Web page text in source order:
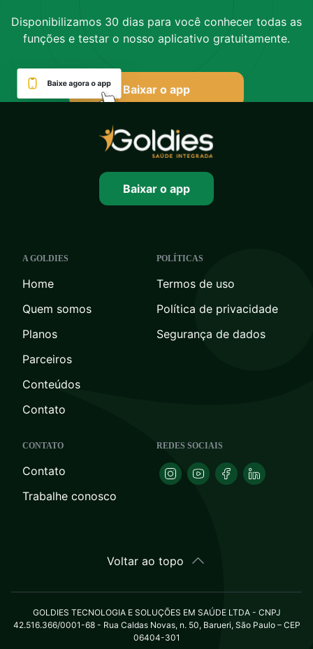
Disponibilizamos 30 dias para você conhecer todas as
funções e testar o nosso aplicativo gratuitamente.
Baixar o app
Baixar o app
A GOLDIES
Home
Quem somos
Planos
Parceiros
Conteúdos
Contato
POLÍTICAS
Termos de uso
Política de privacidade
Segurança de dados
CONTATO
Contato
Trabalhe conosco
REDES SOCIAIS
Voltar ao topo
GOLDIES TECNOLOGIA E SOLUÇÕES EM SAÚDE LTDA - CNPJ
42.516.366/0001-68 - Rua Caldas Novas, n. 50, Barueri, São Paulo – CEP
06404-301